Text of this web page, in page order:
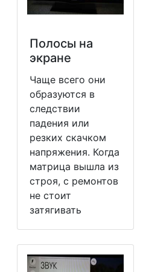
Полосы на
экране
Чаще всего они
образуются в
следствии
падения или
резких скачком
напряжения. Когда
матрица вышла из
строя, с ремонтов
не стоит
затягивать